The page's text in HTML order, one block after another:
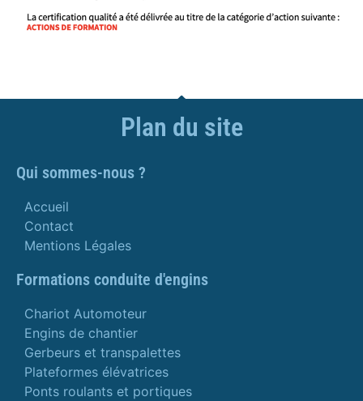
Plan du site
Qui sommes-nous ?
Accueil
Contact
Mentions Légales
Formations conduite d'engins
Chariot Automoteur
Engins de chantier
Gerbeurs et transpalettes
Plateformes élévatrices
Ponts roulants et portiques